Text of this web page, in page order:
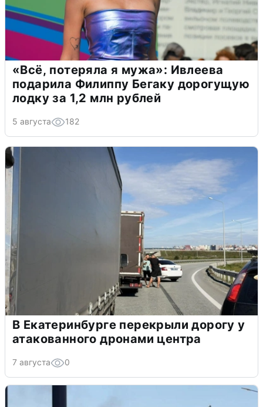
«Всё, потеряла я мужа»: Ивлеева
подарила Филиппу Бегаку дорогущую
лодку за 1,2 млн рублей
5 августа 182
В Екатеринбурге перекрыли дорогу у
атакованного дронами центра
7 августа 0